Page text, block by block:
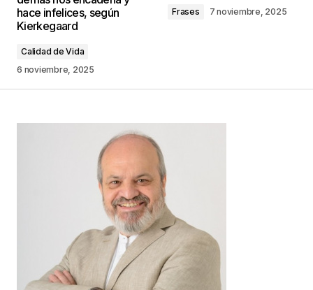
Your Name*
Guarda mi nombre, correo electrónico y web en
este navegador para la próxima vez que
comente.
Este sitio esta protegido por
hace infelices, según
Kierkegaard
Calidad de Vida
6 noviembre, 2025
Frases 7 noviembre, 2025